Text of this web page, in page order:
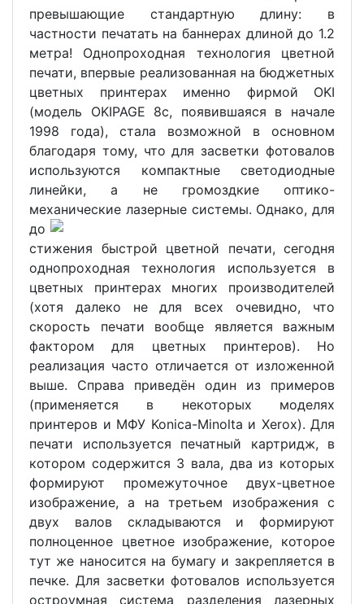
превышающие стандартную длину: в
частности печатать на баннерах длиной до 1.2
метра! Однопроходная технология цветной
печати, впервые реализованная на бюджетных
цветных принтерах именно фирмой OKI
(модель OKIPAGE 8c, появившаяся в начале
1998 года), стала возможной в основном
благодаря тому, что для засветки фотовалов
используются компактные светодиодные
линейки, а не громоздкие оптико-
механические лазерные системы. Однако, для
до
стижения быстрой цветной печати, сегодня
однопроходная технология используется в
цветных принтерах многих производителей
(хотя далеко не для всех очевидно, что
скорость печати вообще является важным
фактором для цветных принтеров). Но
реализация часто отличается от изложенной
выше. Справа приведён один из примеров
(применяется в некоторых моделях
принтеров и МФУ Konica-Minolta и Xerox). Для
печати используется печатный картридж, в
котором содержится 3 вала, два из которых
формируют промежуточное двух-цветное
изображение, а на третьем изображения с
двух валов складываются и формируют
полноценное цветное изображение, которое
тут же наносится на бумагу и закрепляется в
печке. Для засветки фотовалов используется
остроумная система разделения лазерных